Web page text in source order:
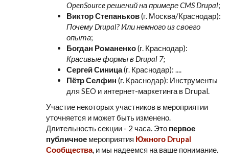
OpenSource решений на примере CMS Drupal;
Виктор Степаньков(г. Москва/Краснодар):
Почему Drupal? Или немного из своего
опыта;
Богдан Романенко(г. Краснодар):
Красивые формы в Drupal 7;
Сергей Синица(г. Краснодар): ....
Пётр Селфин (г. Краснодар): Инструменты
для SEO и интернет-маркетинга в Drupal.
Участие некоторых участников в мероприятии
уточняется и может быть изменено.
Длительность секции - 2 часa. Это первое
публичное мероприятия Южного Drupal
Сообщества, и мы надеемся на ваше понимание.